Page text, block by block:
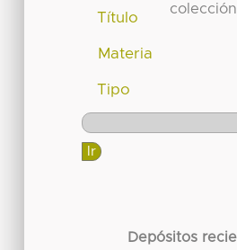
Título
Materia
Tipo
Depósitos